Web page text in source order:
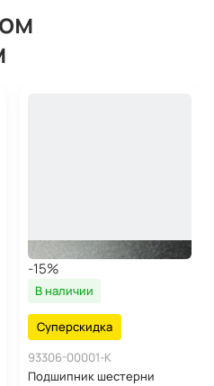
-15%
В наличии
Суперскидка
93306-00001-K
Подшипник шестерни